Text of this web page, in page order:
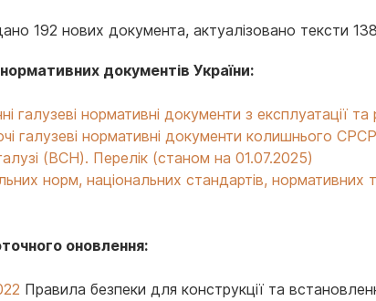
192 нових документа, актуалізовано тексти
документів України:
галузеві нормативні документи з
галузеві нормативні документи колишнього
(ВСН). Перелік (станом на 01.07.2025)
норм, національних стандартів,
оновлення:
Правила безпеки для конструкції та